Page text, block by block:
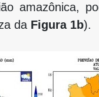
amazônica,
da Figura 1b).